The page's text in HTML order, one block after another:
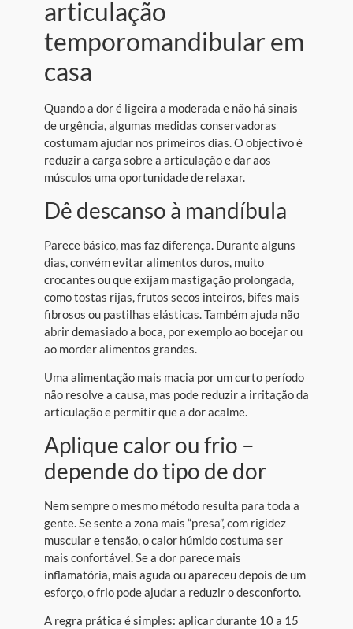
articulação
temporomandibular em
casa
Quando a dor é ligeira a moderada e não há sinais
de urgência, algumas medidas conservadoras
costumam ajudar nos primeiros dias. O objectivo é
reduzir a carga sobre a articulação e dar aos
músculos uma oportunidade de relaxar.
Dê descanso à mandíbula
Parece básico, mas faz diferença. Durante alguns
dias, convém evitar alimentos duros, muito
crocantes ou que exijam mastigação prolongada,
como tostas rijas, frutos secos inteiros, bifes mais
fibrosos ou pastilhas elásticas. Também ajuda não
abrir demasiado a boca, por exemplo ao bocejar ou
ao morder alimentos grandes.
Uma alimentação mais macia por um curto período
não resolve a causa, mas pode reduzir a irritação da
articulação e permitir que a dor acalme.
Aplique calor ou frio –
depende do tipo de dor
Nem sempre o mesmo método resulta para toda a
gente. Se sente a zona mais “presa”, com rigidez
muscular e tensão, o calor húmido costuma ser
mais confortável. Se a dor parece mais
inflamatória, mais aguda ou apareceu depois de um
esforço, o frio pode ajudar a reduzir o desconforto.
A regra prática é simples: aplicar durante 10 a 15